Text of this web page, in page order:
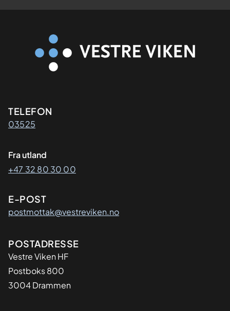
Kontaktinformasjon
TELEFON
03525
Fra utland
+47 32 80 30 00
E-POST
postmottak@vestreviken.no
Adresse
POSTADRESSE
Vestre Viken HF
Postboks 800
3004 Drammen